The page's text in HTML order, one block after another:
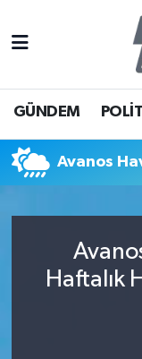
GÜNDEM
Avanos
Haftalık
İstanbul
İstanbul
İstanbul
Süper Lig
Son Dakika